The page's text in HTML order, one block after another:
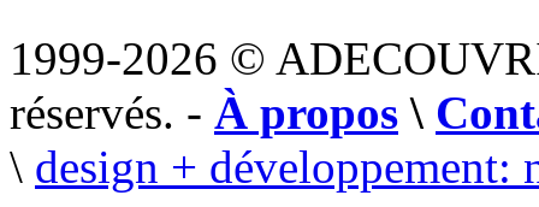
1999-2026 ©
réservés. - À propos \
\ design + développement: